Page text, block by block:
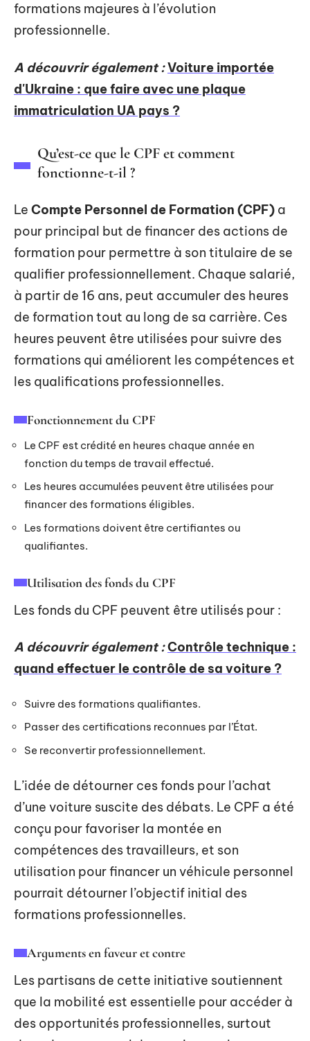
formations majeures à l’évolution
professionnelle.
A découvrir également :Voiture importée
d'Ukraine : que faire avec une plaque
immatriculation UA pays ?
Qu’est-ce que le CPF et comment
fonctionne-t-il ?
Le Compte Personnel de Formation (CPF) a
pour principal but de financer des actions de
formation pour permettre à son titulaire de se
qualifier professionnellement. Chaque salarié,
à partir de 16 ans, peut accumuler des heures
de formation tout au long de sa carrière. Ces
heures peuvent être utilisées pour suivre des
formations qui améliorent les compétences et
les qualifications professionnelles.
Fonctionnement du CPF
Le CPF est crédité en heures chaque année en
fonction du temps de travail effectué.
Les heures accumulées peuvent être utilisées pour
financer des formations éligibles.
Les formations doivent être certifiantes ou
qualifiantes.
Utilisation des fonds du CPF
Les fonds du CPF peuvent être utilisés pour :
A découvrir également :Contrôle technique :
quand effectuer le contrôle de sa voiture ?
Suivre des formations qualifiantes.
Passer des certifications reconnues par l’État.
Se reconvertir professionnellement.
L’idée de détourner ces fonds pour l’achat
d’une voiture suscite des débats. Le CPF a été
conçu pour favoriser la montée en
compétences des travailleurs, et son
utilisation pour financer un véhicule personnel
pourrait détourner l’objectif initial des
formations professionnelles.
Arguments en faveur et contre
Les partisans de cette initiative soutiennent
que la mobilité est essentielle pour accéder à
des opportunités professionnelles, surtout